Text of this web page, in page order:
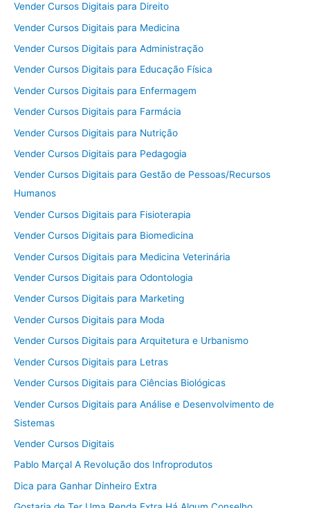
Vender Cursos Digitais para Direito
Vender Cursos Digitais para Medicina
Vender Cursos Digitais para Administração
Vender Cursos Digitais para Educação Física
Vender Cursos Digitais para Enfermagem
Vender Cursos Digitais para Farmácia
Vender Cursos Digitais para Nutrição
Vender Cursos Digitais para Pedagogia
Vender Cursos Digitais para Gestão de Pessoas/Recursos
Humanos
Vender Cursos Digitais para Fisioterapia
Vender Cursos Digitais para Biomedicina
Vender Cursos Digitais para Medicina Veterinária
Vender Cursos Digitais para Odontologia
Vender Cursos Digitais para Marketing
Vender Cursos Digitais para Moda
Vender Cursos Digitais para Arquitetura e Urbanismo
Vender Cursos Digitais para Letras
Vender Cursos Digitais para Ciências Biológicas
Vender Cursos Digitais para Análise e Desenvolvimento de
Sistemas
Vender Cursos Digitais
Pablo Marçal A Revolução dos Infroprodutos
Dica para Ganhar Dinheiro Extra